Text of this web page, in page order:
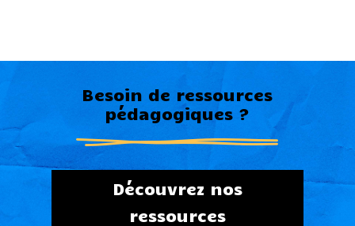
Besoin de ressources
pédagogiques ?
Découvrez nos
ressources